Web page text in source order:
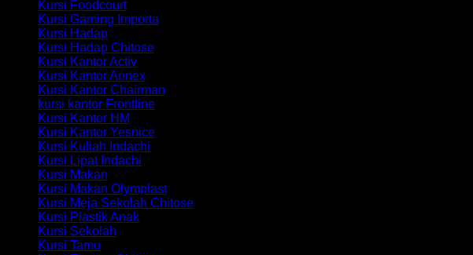
Kursi Foodcourt
Kursi Gaming Importa
Kursi Hadap
Kursi Hadap Chitose
Kursi Kantor Activ
Kursi Kantor Annex
Kursi Kantor Chairman
kursi kantor Frontline
Kursi Kantor HM
Kursi Kantor Yesnice
Kursi Kuliah Indachi
Kursi Lipat Indachi
Kursi Makan
Kursi Makan Olymplast
Kursi Meja Sekolah Chitose
Kursi Plastik Anak
Kursi Sekolah
Kursi Tamu